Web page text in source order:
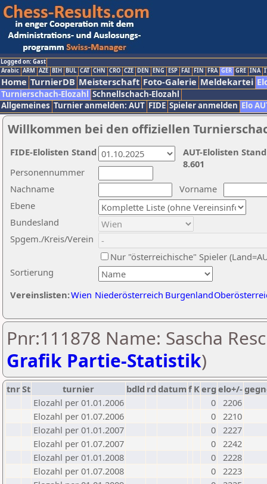
Logged on: Gast
Arabic ARM AZE BIH BUL CAT CHN CRO CZE DEN ENG ESP FAI FIN FRA GER GRE INA
Home TurnierDB Meisterschaft Foto-Galerie Meldekartei
Turnierschach-Elozahl Schnellschach-Elozahl
Allgemeines Turnier anmelden: AUT FIDE Spieler anmelden Elo
Willkommen bei den offiziellen
Nachname
Vorname
Ebene
Sortierung
Personennummer
Bundesland
Spgem./Kreis/Verein
Nur "österreichische" Spieler
Vereinslisten:Wien Niederösterreich Burgenland
AUT-Elolisten
8.601
FIDE-Elolisten Stand
Pnr:111878 Name: Sascha
Grafik Partie-Statistik)
tnrSt turnier bdld rd datumf Kerg elo+/-
Elozahl per 01.01.2006
0 2206
Elozahl per 01.07.2006
0 2210
Elozahl per 01.01.2007
0 2227
Elozahl per 01.07.2007
0 2242
Elozahl per 01.01.2008
0 2228
Elozahl per 01.07.2008
0 2223